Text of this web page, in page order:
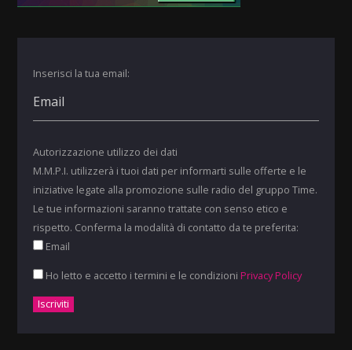
Inserisci la tua email:
Autorizzazione utilizzo dei dati
M.M.P.I. utilizzerà i tuoi dati per informarti sulle offerte e le
iniziative legate alla promozione sulle radio del gruppo Time.
Le tue informazioni saranno trattate con senso etico e
rispetto. Conferma la modalità di contatto da te preferita:
Email
Ho letto e accetto i termini e le condizioni Privacy Policy